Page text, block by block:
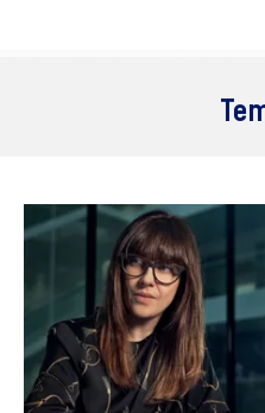
5 tips til det gode mentor-
mentee